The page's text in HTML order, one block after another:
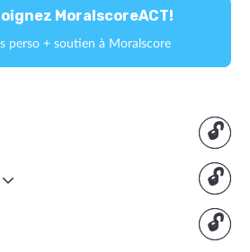
MoralscoreACT!
perso + soutien à Moralscore
🔓
🔓
🔓